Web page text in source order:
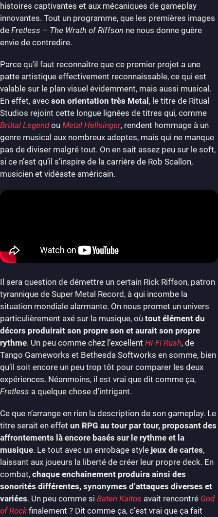
histoires captivantes et aux mécaniques de gameplay
innovantes. Tout un programme, que les premières images
de Fretless – The Wrath of Riffson ne nous donne guère
envie de contredire.
Parce qu’il faut reconnaître que ce premier projet a une
patte artistique effectivement reconnaissable, ce qui est
valable sur le plan visuel évidemment, mais aussi musical.
En effet, avec son orientation très Metal, le titre de Ritual
Studios rejoint cette longue lignées de titres qui, comme
Brütal Legendou Metal Hellsinger, rendent hommage à un
genre musical aux nombreux adeptes, mais qui ne manque
pas de diviser malgré tout. On en sait assez peu sur le soft,
si ce n’est qu’il s’inspire de la carrière de Rob Scallon,
musicien et vidéaste américain.
Il sera question de démettre un certain Rick Riffson, patron
tyrannique de Super Metal Record, à qui incombe la
situation mondiale alarmante. On nous promet un univers
particulièrement axé sur la musique, où tout élément du
décors produirait son propre son et aurait son propre
rythme. Un peu comme chez l’excellent Hi-Fi Rush, de
Tango Gameworks et Bethesda Softworks en somme, bien
qu’il soit encore un peu trop tôt pour comparer les deux
expériences. Néanmoins, il est vrai que dit comme ça,
Fretless a quelque chose d’intrigant.
Ce que n’arrange en rien la description de son gameplay. Le
titre serait en effet un RPG au tour par tour, proposant des
affrontements là encore basés sur le rythme et la
musique. Le tout avec un enrobage style jeux de cartes,
laissant aux joueurs la liberté de créer leur propre deck. En
combat, chaque enchaînement produira ainsi des
sonorités différentes, synonymes d’attaques diverses et
variées. Un peu comme si Baten Kaitos avait rencontré God
of Rockfinalement ? Dit comme ça, c’est vrai que ça fait